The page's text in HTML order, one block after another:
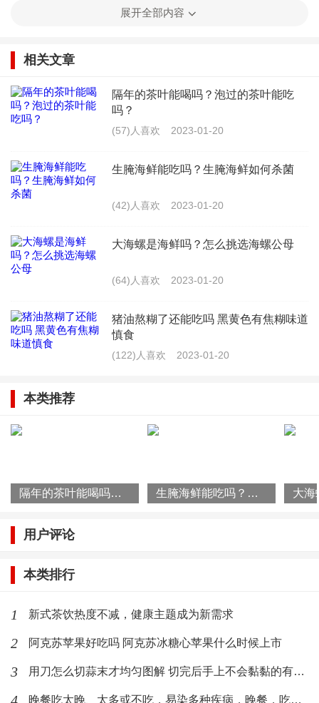
连皮一起制作，这是保证萝卜干脆的小诀窍。
3、清洗干净的萝卜切成手指粗细的小长条，撒上食用
袋子装好，把它放在重物下面压制两小时左右。
4、腌制出水的萝卜条挤干水分，平铺在竹网席上，放到
太阳底下晒干。选择一个向阳的地方的高处，一是太阳
更猛晒的时间缩短，二是不容易有虫蚊爬。
粉等自己喜欢的调料拌匀。将准备装萝卜的容器先杀
菌，把拌好的萝卜条装进去密封保存。自己做的好处，
调味料了。
萝卜干的吃法
方法一：
软
2、等到萝卜干已经吸收水分发胀变软之后，将萝卜条捞
出装盘备用
3、小葱切成葱花放入盘中然后再加入少许的辣椒面食盐
再加入熟芝麻
4、起锅热油油熟后热油泼入盘中搅拌均匀加入少许的白
醋即可食用
展开全部内容
相关文章
隔年的茶叶能喝吗？泡过的茶叶能吃
吗？
(57)人喜欢 2023-01-20
生腌海鲜能吃吗？生腌海鲜如何杀菌
(42)人喜欢 2023-01-20
大海螺是海鲜吗？怎么挑选海螺公母
(64)人喜欢 2023-01-20
猪油熬糊了还能吃吗 黑黄色有焦糊味道
慎食
(122)人喜欢 2023-01-20
本类推荐
隔年的茶叶能喝吗？泡过的茶叶能吃吗？ 生腌海鲜能吃吗？生腌海鲜如何杀菌
用户评论
本类排行
1 新式茶饮热度不减，健康主题成为新需求
2 阿克苏苹果好吃吗 阿克苏冰糖心苹果什么时候上市
3 用刀怎么切蒜末才均匀图解 切完后手上不会黏黏的有臭味
晚餐吃太晚、太多或不吃，易染多种疾病，晚餐，吃或者不吃？